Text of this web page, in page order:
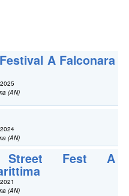
A Falconara
(AN)
(AN)
Street Fest A
(AN)